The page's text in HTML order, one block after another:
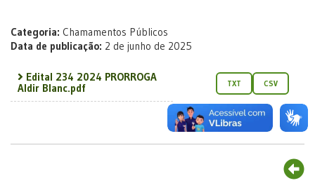
Categoria: Chamamentos Públicos
Data de publicação: 2 de junho de 2025
Edital 234 2024 PRORROGA
Aldir Blanc.pdf
TXT CSV